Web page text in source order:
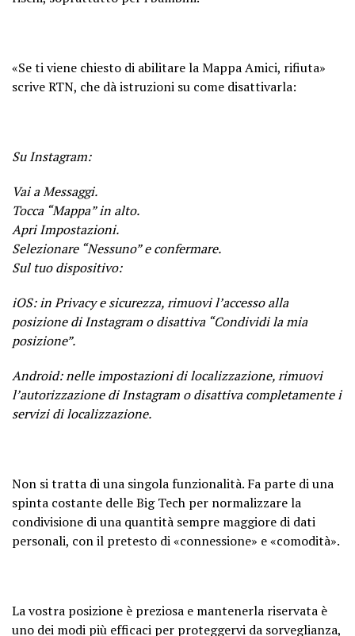
«Se ti viene chiesto di abilitare la Mappa Amici, rifiuta»
scrive RTN, che dà istruzioni su come disattivarla:
Su Instagram:
Vai a Messaggi.
Tocca “Mappa” in alto.
Apri Impostazioni.
Selezionare “Nessuno” e confermare.
Sul tuo dispositivo:
iOS: in Privacy e sicurezza, rimuovi l’accesso alla
posizione di Instagram o disattiva “Condividi la mia
posizione”.
Android: nelle impostazioni di localizzazione, rimuovi
l’autorizzazione di Instagram o disattiva completamente i
servizi di localizzazione.
Non si tratta di una singola funzionalità. Fa parte di una
spinta costante delle Big Tech per normalizzare la
condivisione di una quantità sempre maggiore di dati
personali, con il pretesto di «connessione» e «comodità».
La vostra posizione è preziosa e mantenerla riservata è
uno dei modi più efficaci per proteggervi da sorveglianza,